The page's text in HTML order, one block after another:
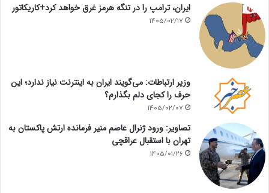
ایران، ترامپ را در تنگه هرمز غرق خواهد کرد+کاریکاتور
1405/02/17
وزیر ارتباطات: می‌گویند ایران به اینترنت نیاز ندارد؛ این
حرف را کجای دلم بگذارم؟
1405/02/07
تصاویر: ورود ژنرال عاصم منیر فرمانده ارتش پاکستان به
تهران با استقبال عراقچی
1405/01/26